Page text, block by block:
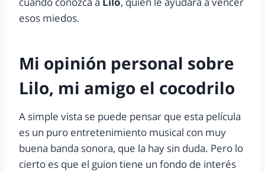
esos miedos.
Mi opinión personal sobre
Lilo, mi amigo el cocodrilo
A simple vista se puede pensar que esta película
es un puro entretenimiento musical con muy
buena banda sonora, que la hay sin duda. Pero lo
cierto es que el guion tiene un fondo de interés